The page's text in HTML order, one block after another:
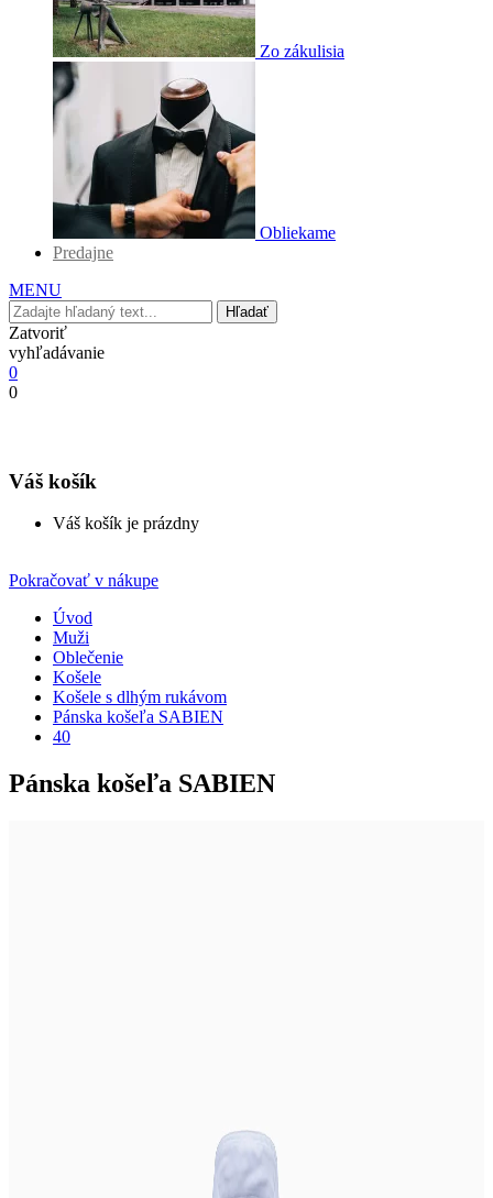
Zo zákulisia
Obliekame
Predajne
MENU
Hľadať
Zatvoriť
vyhľadávanie
0
0
Váš košík
Váš košík je prázdny
Pokračovať v nákupe
Úvod
Muži
Oblečenie
Košele
Košele s dlhým rukávom
Pánska košeľa SABIEN
40
Pánska košeľa SABIEN